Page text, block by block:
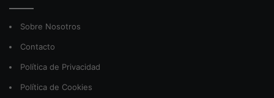
Sobre Nosotros
Contacto
Política de Privacidad
Política de Cookies